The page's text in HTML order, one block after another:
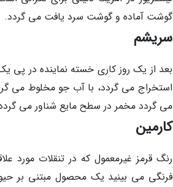
گوشت آماده و گوشت سرد یافت می گردد.
سریشم
بعد از یک روز کاری خسته نماینده در پی
استخراج می گردد، با آب جو مخلوط می
می گردد مخمر در سطح مایع شناور می
کارمین
رنگ قرمز غیرمعمول که در تنقلات مورد
فرنگی می بینید یک محصول مبتنی بر